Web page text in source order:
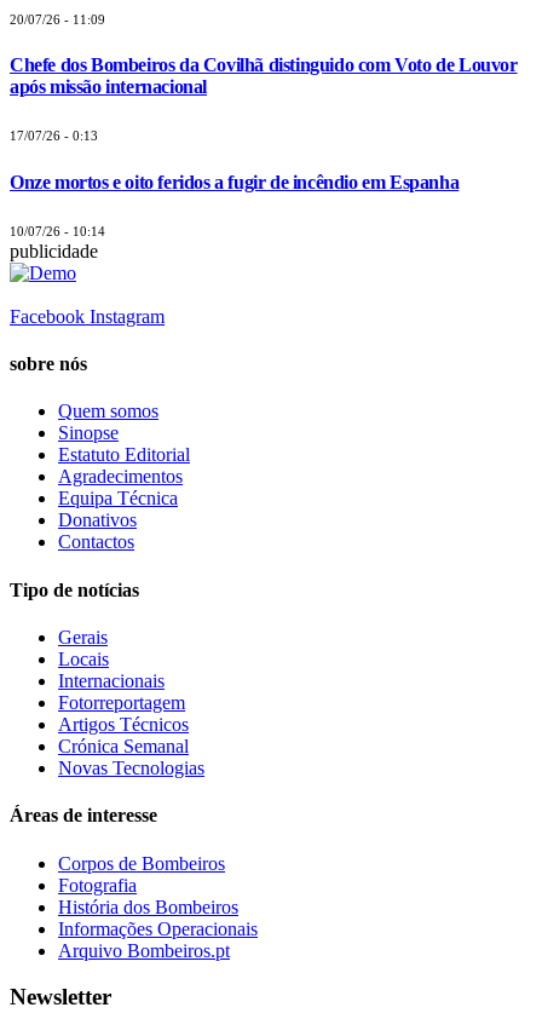
20/07/26 - 11:09
Chefe dos Bombeiros da Covilhã distinguido com Voto de Louvor
após missão internacional
17/07/26 - 0:13
Onze mortos e oito feridos a fugir de incêndio em Espanha
10/07/26 - 10:14
publicidade
Facebook Instagram
sobre nós
Quem somos
Sinopse
Estatuto Editorial
Agradecimentos
Equipa Técnica
Donativos
Contactos
Tipo de notícias
Gerais
Locais
Internacionais
Fotorreportagem
Artigos Técnicos
Crónica Semanal
Novas Tecnologias
Áreas de interesse
Corpos de Bombeiros
Fotografia
História dos Bombeiros
Informações Operacionais
Arquivo Bombeiros.pt
Newsletter